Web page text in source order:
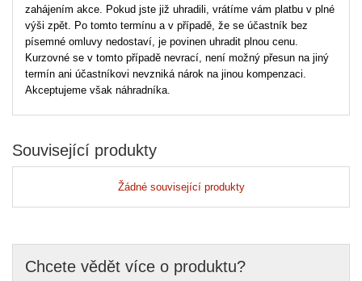
zahájením akce. Pokud jste již uhradili, vrátíme vám platbu v plné
výši zpět. Po tomto termínu a v případě, že se účastník bez
písemné omluvy nedostaví, je povinen uhradit plnou cenu.
Kurzovné se v tomto případě nevrací, není možný přesun na jiný
termín ani účastníkovi nevzniká nárok na jinou kompenzaci.
Akceptujeme však náhradníka.
Související produkty
Žádné související produkty
Chcete vědět více o produktu?